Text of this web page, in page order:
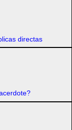
directas